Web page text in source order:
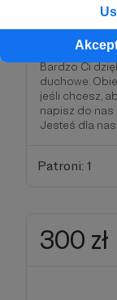
Jesteś dla
im ich
Bardzo Ci
duchowe.
jeśli chcesz,
napisz do nas
Jesteś dla
Patroni: 1
300 zł